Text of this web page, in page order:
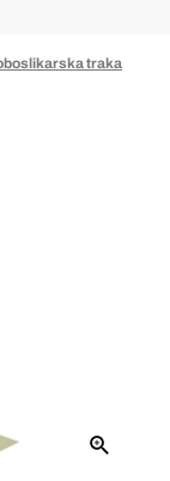
traka